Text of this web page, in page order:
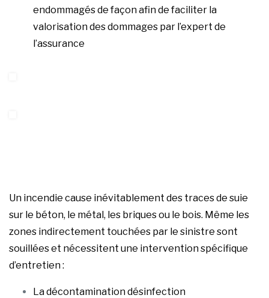
endommagés de façon afin de faciliter la
valorisation des dommages par l’expert de
l’assurance
Un incendie cause inévitablement des traces de suie
sur le béton, le métal, les briques ou le bois. Même les
zones indirectement touchées par le sinistre sont
souillées et nécessitent une intervention spécifique
d’entretien :
La décontamination désinfection